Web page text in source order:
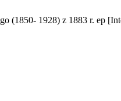
(1850- 1928) z 1883 r. ep